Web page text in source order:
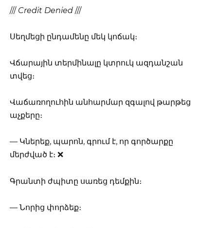
/// Credit Denied ///
Սեղմեցի ընդամենը մեկ կոճակ։
Վճարային տերմինալը կտրուկ ազդանշան
տվեց։
Վաճառողուհին անհարմար զգալով թարթեց
աչքերը։
— Կներեք, պարոն, գրում է, որ գործարքը
մերժված է։ ❌
Գրանտի ժպիտը սառեց դեմքին։
— Նորից փորձեք։